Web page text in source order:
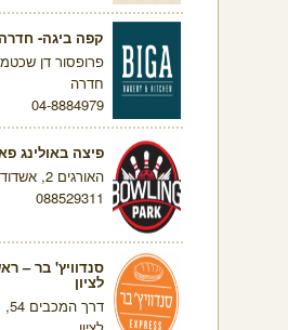
קפה ביגה- חדרה
חדרה
04-8884979
פיצה באולינג
האורגים 2, אשדוד
088529311
סנדוויץ' בר –
לציון